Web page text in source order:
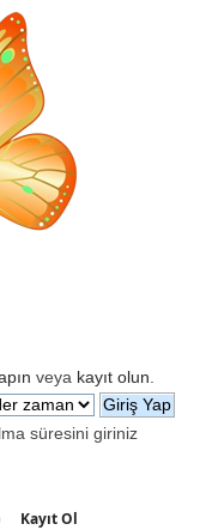
veya kayıt olun
süresini giriniz
Kayıt Ol